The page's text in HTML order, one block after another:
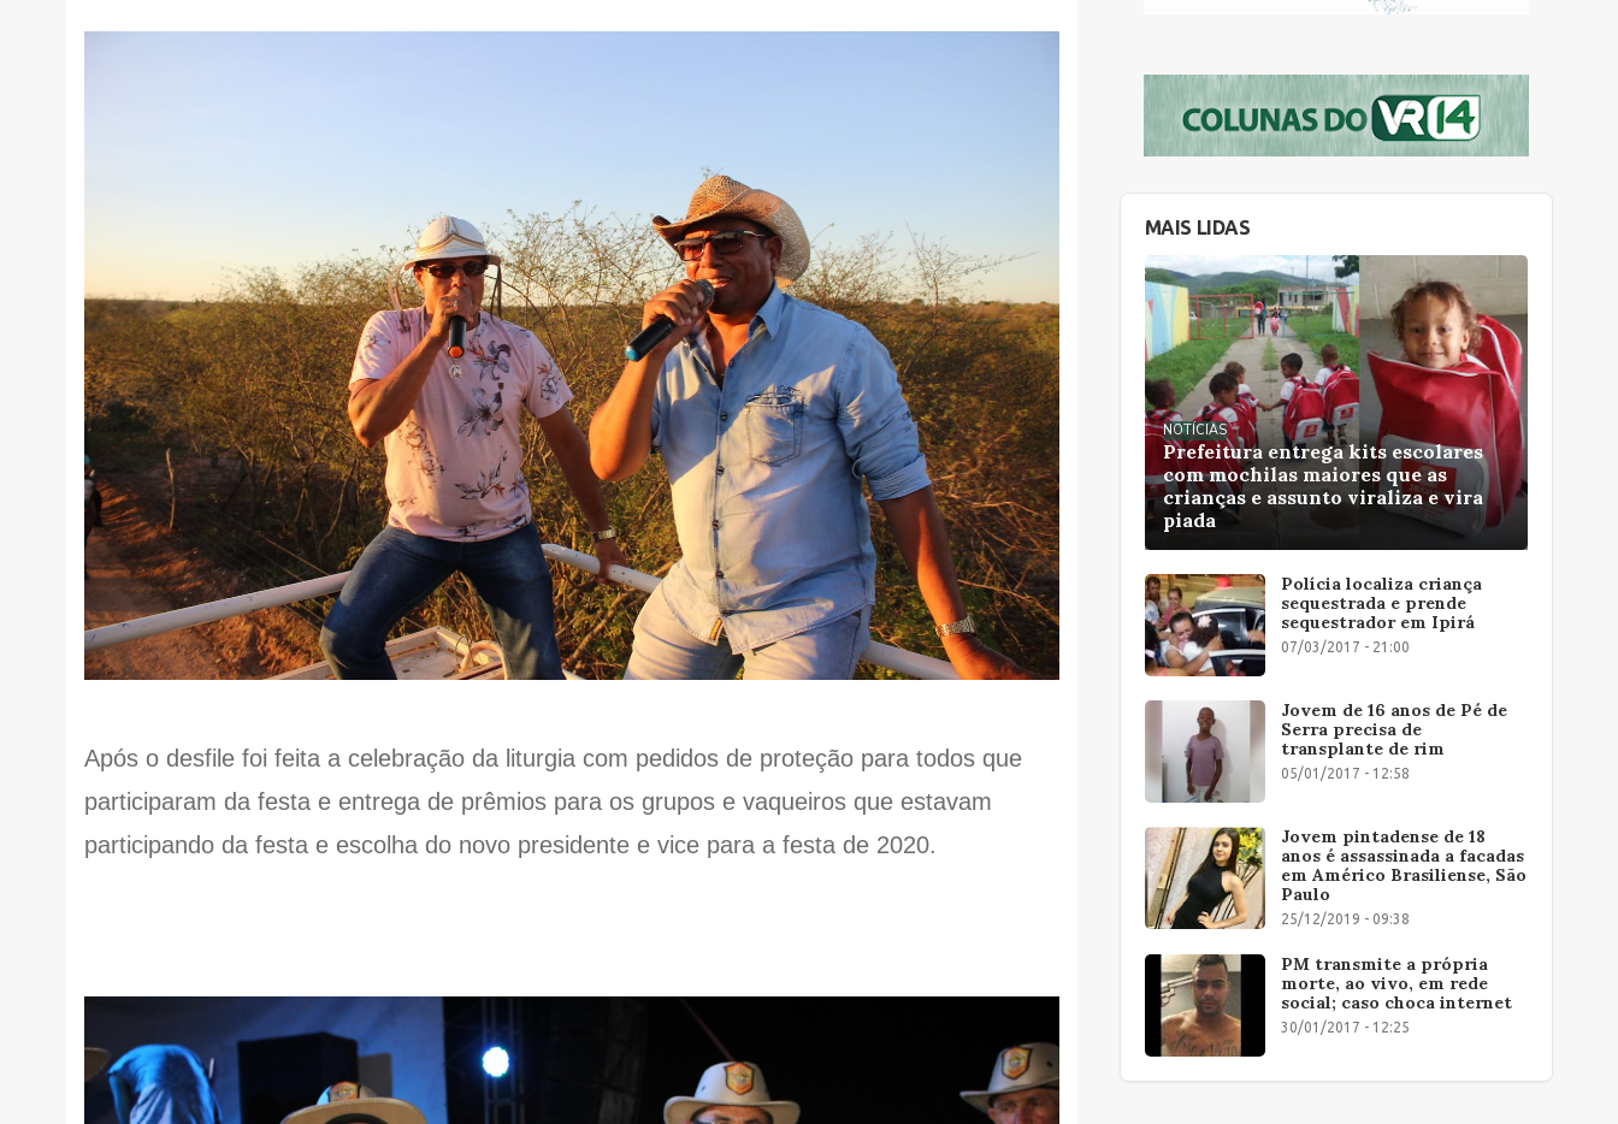
Após o desfile foi feita a celebração da liturgia com pedidos de proteção para todos que
participaram da festa e entrega de prêmios para os grupos e vaqueiros que estavam
participando da festa e escolha do novo presidente e vice para a festa de 2020.
MAIS LIDAS
NOTÍCIAS
Prefeitura entrega kits escolares
com mochilas maiores que as
crianças e assunto viraliza e vira
piada
Polícia localiza criança
sequestrada e prende
sequestrador em Ipirá
07/03/2017 - 21:00
Jovem de 16 anos de Pé de
Serra precisa de
transplante de rim
05/01/2017 - 12:58
Jovem pintadense de 18
anos é assassinada a facadas
em Américo Brasiliense, São
Paulo
25/12/2019 - 09:38
PM transmite a própria
morte, ao vivo, em rede
social; caso choca internet
30/01/2017 - 12:25